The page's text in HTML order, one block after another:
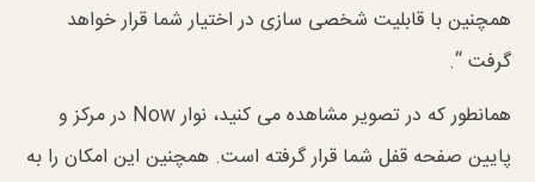
همچنین با قابلیت شخصی سازی در اختیار شما قرار خواهد
گرفت “.
همانطور که در تصویر مشاهده می کنید، نوار Now در مرکز و
پایین صفحه قفل شما قرار گرفته است. همچنین این امکان را به